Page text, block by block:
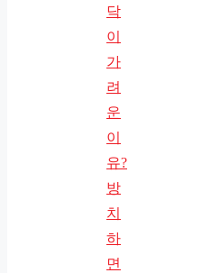
닥
이
가
려
운
이
유?
방
치
하
면